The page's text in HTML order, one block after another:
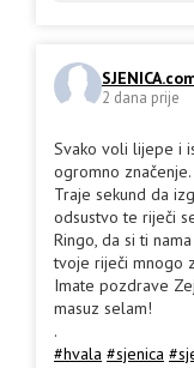
2 dana prije
Svako voli lijepe i
ogromno značenje.
Traje sekund da
odsustvo te riječi
Ringo, da si ti
tvoje riječi mnogo
Imate pozdrave
masuz selam!
.
#hvala #sjenica